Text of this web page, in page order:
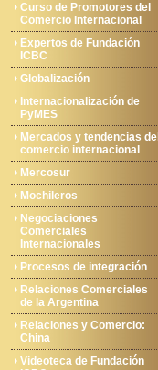
Curso de Promotores del
Comercio Internacional
Expertos de Fundación
ICBC
Globalización
Internacionalización de
PyMES
Mercados y tendencias del
comercio internacional
Mercosur
Mochileros
Negociaciones
Comerciales
Internacionales
Procesos de integración
Relaciones Comerciales
de la Argentina
Relaciones y Comercio:
China
Videoteca de Fundación